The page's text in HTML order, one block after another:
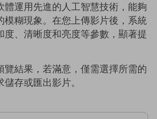
體運用先進的人工智慧技術，能夠
模糊現象。在您上傳影片後，系統
度、清晰度和亮度等參數，顯著提
覽結果，若滿意，僅需選擇所需的
存或匯出影片。